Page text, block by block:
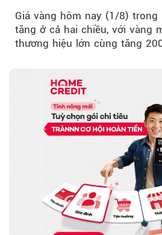
Giá vàng hôm nay (1/8) trong
tăng ở cả hai chiều, với vàng
thương hiệu lớn cùng tăng